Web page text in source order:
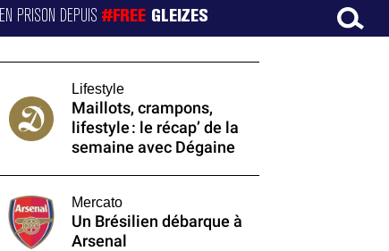
EN PRISON DEPUIS#FREE GLEIZES
Lifestyle
Maillots, crampons,
lifestyle : le récap’ de la
semaine avec Dégaine
Mercato
Un Brésilien débarque à
Arsenal